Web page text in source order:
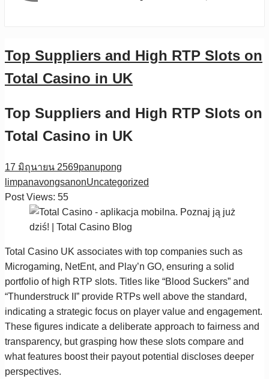
Top Suppliers and High RTP Slots on
Total Casino in UK
Top Suppliers and High RTP Slots on
Total Casino in UK
17 มิถุนายน 2569panupong
limpanavongsanonUncategorized
Post Views: 55
Total Casino UK associates with top companies such as
Microgaming, NetEnt, and Play’n GO, ensuring a solid
portfolio of high RTP slots. Titles like “Blood Suckers” and
“Thunderstruck II” provide RTPs well above the standard,
indicating a strategic focus on player value and engagement.
These figures indicate a deliberate approach to fairness and
transparency, but grasping how these slots compare and
what features boost their payout potential discloses deeper
perspectives.